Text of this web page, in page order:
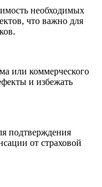
необходимых
что важно для
или коммерческого
и избежать
подтверждения
от страховой